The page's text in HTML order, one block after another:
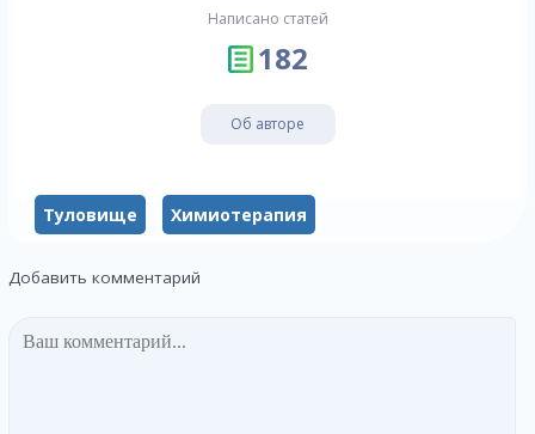
Написано статей
182
Об авторе
Туловище Химиотерапия
Добавить комментарий